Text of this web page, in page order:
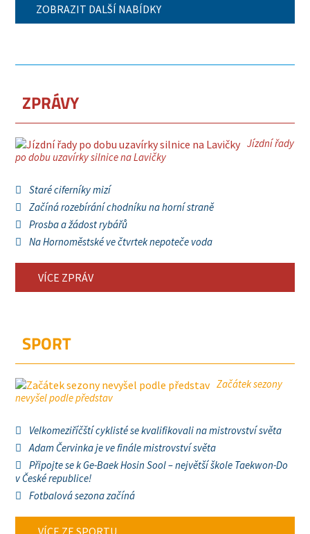
ZOBRAZIT DALŠÍ NABÍDKY
ZPRÁVY
Jízdní řady
po dobu uzavírky silnice na Lavičky
Staré ciferníky mizí
Začíná rozebírání chodníku na horní straně
Prosba a žádost rybářů
Na Hornoměstské ve čtvrtek nepoteče voda
VÍCE ZPRÁV
SPORT
Začátek sezony
nevyšel podle představ
Velkomeziříčští cyklisté se kvalifikovali na mistrovství světa
Adam Červinka je ve finále mistrovství světa
Připojte se k Ge-Baek Hosin Sool – největší škole Taekwon-Do
v České republice!
Fotbalová sezona začíná
VÍCE ZE SPORTU